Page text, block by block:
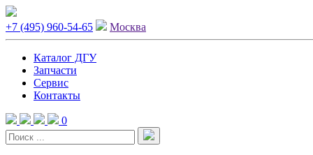
+7 (495) 960-54-65 Москва
Каталог ДГУ
Запчасти
Сервис
Контакты
0